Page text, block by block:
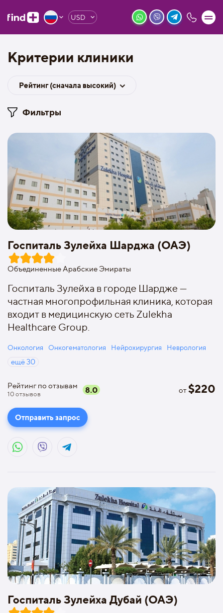
USD
Критерии клиники
Рейтинг (сначала высокий)
Фильтры
Госпиталь Зулейха Шарджа (ОАЭ)
Объединенные Арабские Эмираты
Госпиталь Зулейха в городе Шардже —
частная многопрофильная клиника, которая
входит в медицинскую сеть Zulekha
Healthcare Group.
Онкология Онкогематология Нейрохирургия Неврология
ещё30
Рейтинг по отзывам
10отзывов 8.0 от$220
Отправить запрос
Госпиталь Зулейха Дубай (ОАЭ)